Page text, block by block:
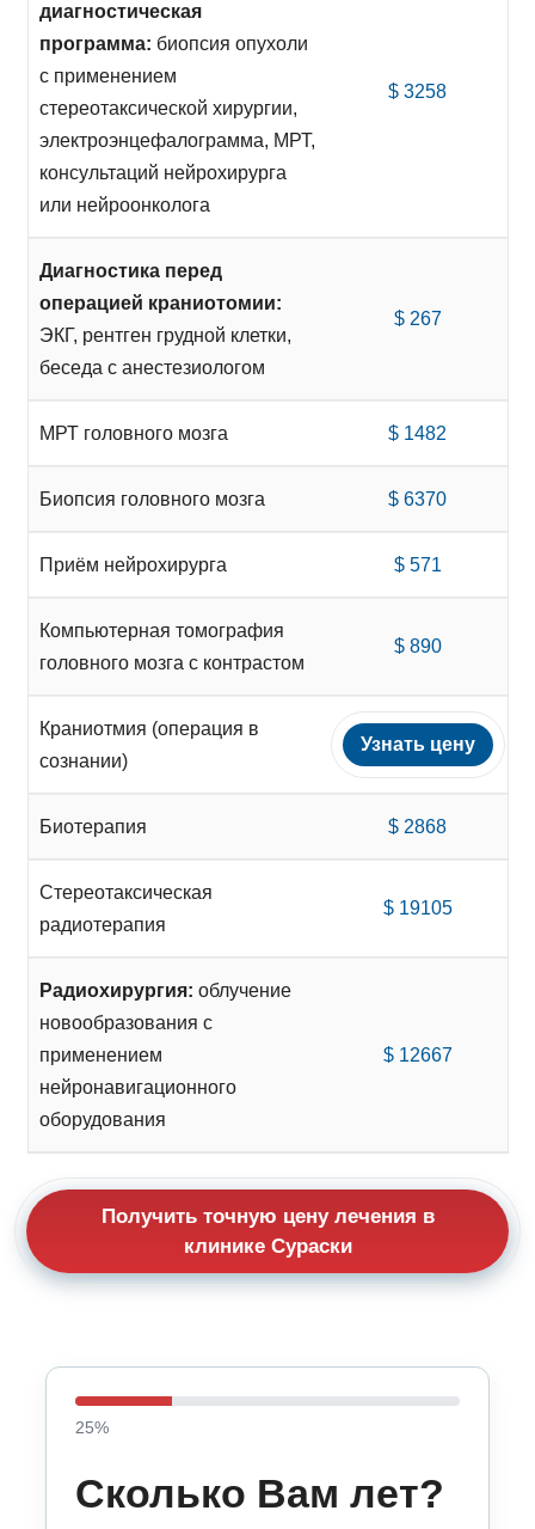
диагностическая
программа: биопсия опухоли
с применением
стереотаксической хирургии,
электроэнцефалограмма, МРТ,
консультаций нейрохирурга
или нейроонколога
$ 3258
Диагностика перед
операцией краниотомии:
ЭКГ, рентген грудной клетки,
беседа с анестезиологом
$ 267
МРТ головного мозга $ 1482
Биопсия головного мозга $ 6370
Приём нейрохирурга $ 571
Компьютерная томография
головного мозга с контрастом
$ 890
Краниотмия (операция в
сознании)
Узнать цену
Биотерапия $ 2868
Стереотаксическая
радиотерапия
$ 19105
Радиохирургия: облучение
новообразования с
применением
нейронавигационного
оборудования
$ 12667
Получить точную цену лечения в
клинике Сураски
25%
Сколько Вам лет?